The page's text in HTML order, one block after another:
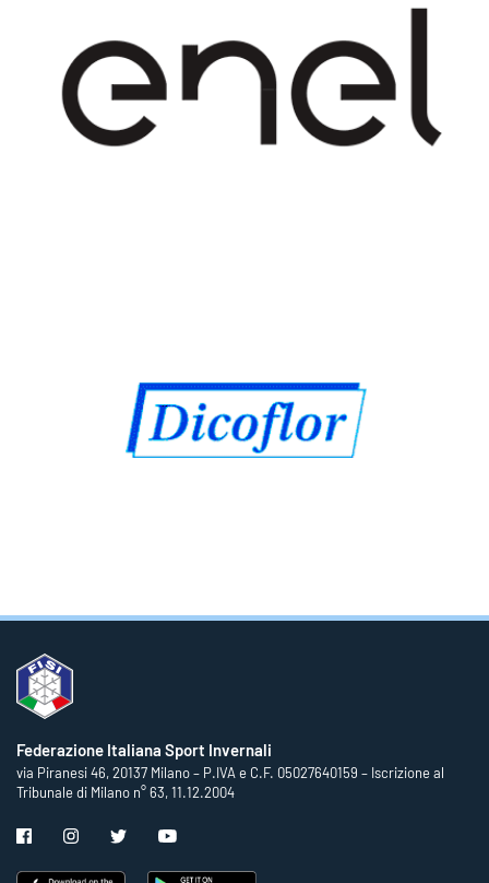
Federazione Italiana Sport Invernali
via Piranesi 46, 20137 Milano – P.IVA e C.F. 05027640159 – Iscrizione al
Tribunale di Milano n° 63, 11.12.2004